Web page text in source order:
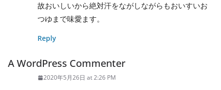
故おいしいから絶対汗をながしながらもおいすいお
つゆまで味愛ます。
Reply
A WordPress Commenter
2020年5月26日 at 2:26 PM